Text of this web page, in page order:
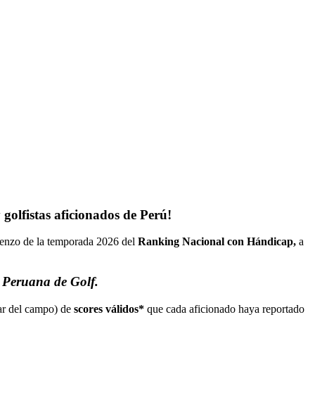
aficionados de Perú!
de la temporada 2026 del Ranking Nacional con Hándicap, a
de Golf.
del campo) de scores válidos* que cada aficionado haya reportado